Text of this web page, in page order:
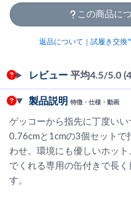
この商品に
返品について 試履き交換
レビュー 平均4.5/5.0
製品説明 特徴・仕様・動画
ゲッコーから指先に丁度いい
0.76cmと1cmの3個セットで
わせ。環境にも優しいホッ
でくれる専用の缶付きで長
す。